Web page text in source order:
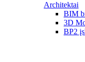
Architektai
BIM
3D
BP2